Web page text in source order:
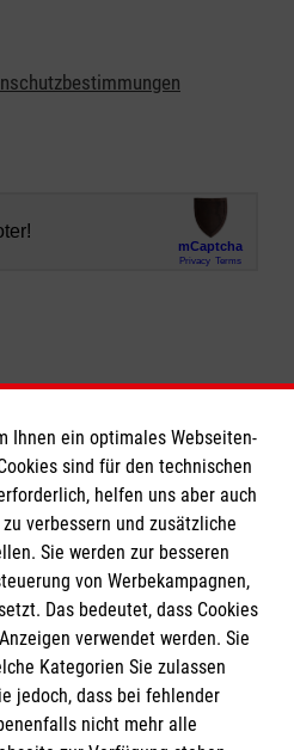
Ihnen ein optimales Webseiten-
sind für den technischen
helfen uns aber auch
verbessern und zusätzliche
Sie werden zur besseren
von Werbekampagnen,
Das bedeutet, dass Cookies
verwendet werden. Sie
Kategorien Sie zulassen
jedoch, dass bei fehlender
nicht mehr alle